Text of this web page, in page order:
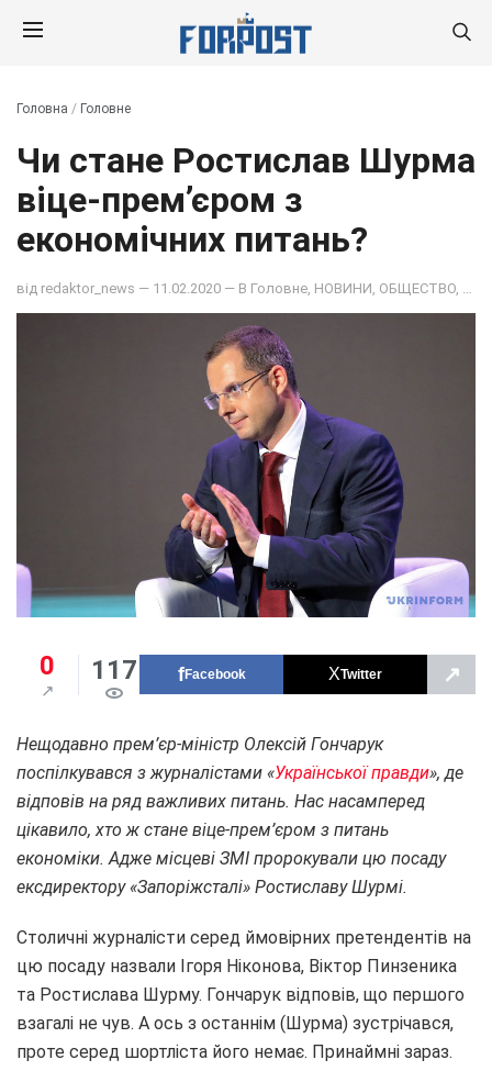
Головна / Головне
Чи стане Ростислав Шурма
віце-прем’єром з
економічних питань?
від redaktor_news — 11.02.2020 — В Головне НОВИНИ ОБЩЕСТВО
0 117 Facebook Twitter ↗
Нещодавно прем’єр-міністр Олексій Гончарук
поспілкувався з журналістами «Української правди», де
відповів на ряд важливих питань. Нас насамперед
цікавило, хто ж стане віце-прем’єром з питань
економіки. Адже місцеві ЗМІ пророкували цю посаду
ексдиректору «Запоріжсталі» Ростиславу Шурмі.
Столичні журналісти серед ймовірних претендентів на
цю посаду назвали Ігоря Ніконова, Віктор Пинзеника
та Ростислава Шурму. Гончарук відповів, що першого
взагалі не чув. А ось з останнім (Шурма) зустрічався,
проте серед шортліста його немає. Принаймні зараз.